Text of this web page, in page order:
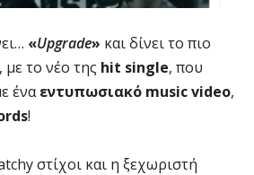
«Upgrade» και δίνει το πιο
το νέο της hit single, που
έναεντυπωσιακό music video,
!
στίχοι και η ξεχωριστή